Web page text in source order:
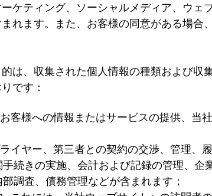
ケティング、ソーシャルメディア、ウ
れます。また、お客様の同意がある場
は、収集された個人情報の種類および収
です：
客様への情報またはサービスの提供、当
イヤー、第三者との契約の交渉、管理、
続きの実施、会計および記録の管理、
調査、債務管理などが含まれます；